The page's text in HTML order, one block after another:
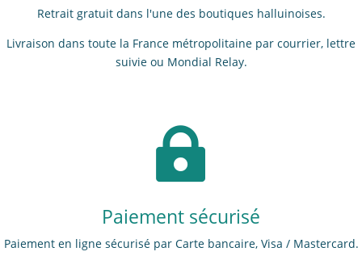
Retrait gratuit dans l'une des boutiques halluinoises.
Livraison dans toute la France métropolitaine par courrier, lettre
suivie ou Mondial Relay.

Paiement sécurisé
Paiement en ligne sécurisé par Carte bancaire, Visa / Mastercard.